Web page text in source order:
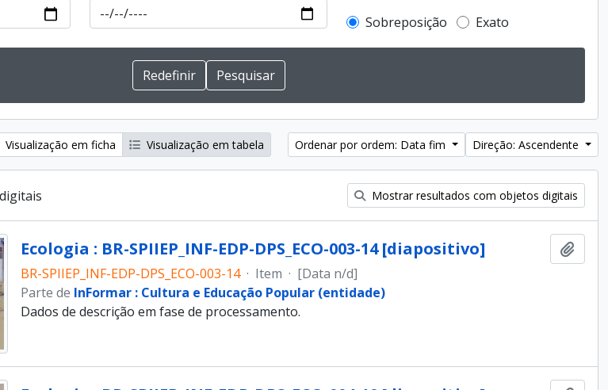
Sobreposição
Exato
Visualização em ficha Visualização em tabela Ordenar por ordem: Data fim Direção: Ascendente
Mostrar resultados com objetos digitais
Ecologia : BR-SPIIEP_INF-EDP-DPS_ECO-003-14 [diapositivo]
BR-SPIIEP_INF-EDP-DPS_ECO-003-14 · Item · [Data n/d]
Parte de InFormar : Cultura e Educação Popular (entidade)
Dados de descrição em fase de processamento.